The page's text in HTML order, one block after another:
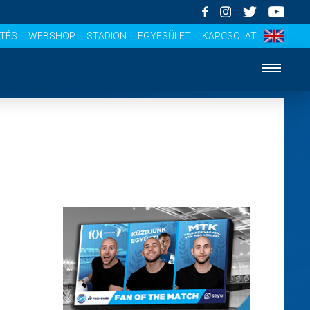
WEBSHOP STADION EGYESÜLET KAPCSOLAT